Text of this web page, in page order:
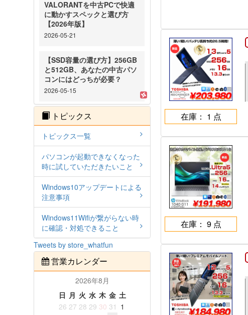
在庫： 1 点
在庫： 9 点
VALORANTを中古PCで快適
に動かすスペックと選び方
【2026年版】
2026-05-21
【SSD容量の選び方】256GB
と512GB、あなたの中古パソ
コンにはどっちが必要？
2026-05-15
トピックス
トピックス一覧
パソコンが起動できなくなった
時に試していただきたいこと
Windows10アップデートによる
注意事項
Windows11Wifiが繋がらない時
に確認・対処できること
Tweets by store_whatfun
営業カレンダー
2026年8月
日 月 火 水 木 金 土
26 27 28 29 30 31 1